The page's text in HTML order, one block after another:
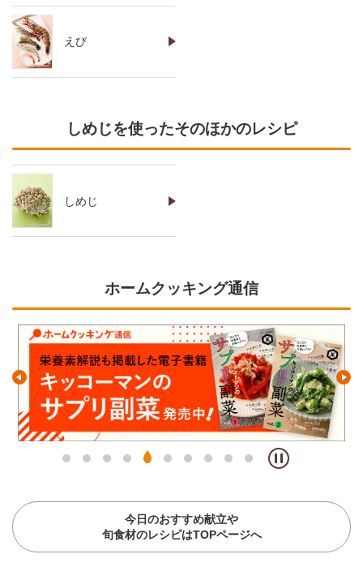
えび
しめじを使ったそのほかのレシピ
しめじ
ホームクッキング通信
今日のおすすめ献立や
旬食材のレシピはTOPページへ